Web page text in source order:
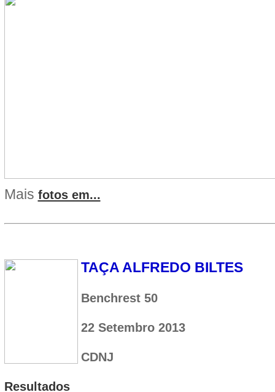
Mais fotos em...
TAÇA ALFREDO BILTES
Benchrest 50
22 Setembro 2013
CDNJ
Resultados